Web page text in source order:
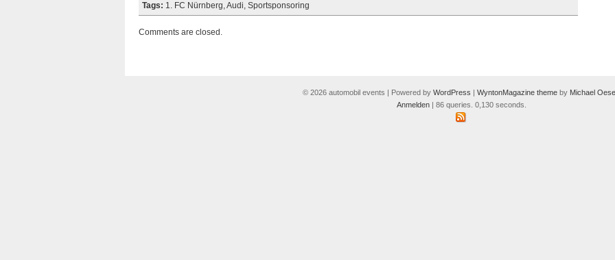
Tags: 1. FC Nürnberg,Audi, Sportsponsoring
Comments are closed.
© 2026 automobil events | Powered by WordPress | WyntonMagazine theme by Michael
Anmelden| 86 queries. 0,130 seconds.